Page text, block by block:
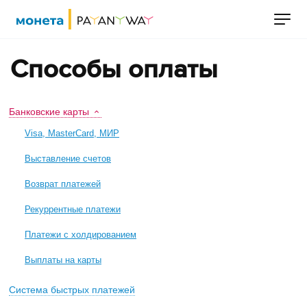
Способы оплаты
Банковские карты
Visa, MasterCard, МИР
Выставление счетов
Возврат платежей
Рекуррентные платежи
Платежи с холдированием
Выплаты на карты
Система быстрых платежей